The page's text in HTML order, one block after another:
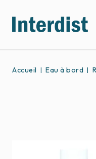
Accueil Eau à bord